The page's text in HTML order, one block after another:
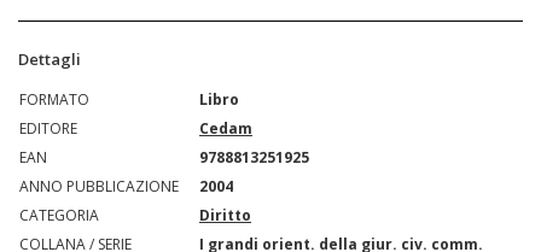
Dettagli
FORMATO
Libro
EDITORE
Cedam
EAN
9788813251925
ANNO PUBBLICAZIONE
2004
CATEGORIA
Diritto
COLLANA / SERIE
I grandi orient. della giur. civ. comm.